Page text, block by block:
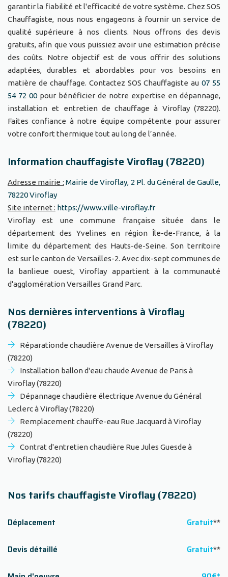
garantir la fiabilité et l'efficacité de votre système. Chez SOS
Chauffagiste, nous nous engageons à fournir un service de
qualité supérieure à nos clients. Nous offrons des devis
gratuits, afin que vous puissiez avoir une estimation précise
des coûts. Notre objectif est de vous offrir des solutions
adaptées, durables et abordables pour vos besoins en
matière de chauffage. Contactez SOS Chauffagiste au07 55
54 72 00pour bénéficier de notre expertise en dépannage,
installation et entretien de chauffage à Viroflay (78220).
Faites confiance à notre équipe compétente pour assurer
votre confort thermique tout au long de l’année.
Information chauffagiste Viroflay (78220)
Adresse mairie : Mairie de Viroflay, 2 Pl. du Général de Gaulle,
78220 Viroflay
Site internet : https://www.ville-viroflay.fr
Viroflay est une commune française située dans le
département des Yvelines en région Île-de-France, à la
limite du département des Hauts-de-Seine. Son territoire
est sur le canton de Versailles-2. Avec dix-sept communes de
la banlieue ouest, Viroflay appartient à la communauté
d'agglomération Versailles Grand Parc.
Nos dernières interventions à Viroflay
(78220)
Réparationde chaudière Avenue de Versailles à Viroflay
(78220)
Installation ballon d'eau chaude Avenue de Paris à
Viroflay (78220)
Dépannage chaudière électrique Avenue du Général
Leclerc à Viroflay (78220)
Remplacement chauffe-eau Rue Jacquard à Viroflay
(78220)
Contrat d'entretien chaudière Rue Jules Guesde à
Viroflay (78220)
Nos tarifs chauffagiste Viroflay (78220)
Déplacement Gratuit**
Devis détaillé Gratuit**